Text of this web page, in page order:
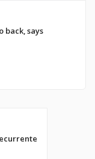
back, says